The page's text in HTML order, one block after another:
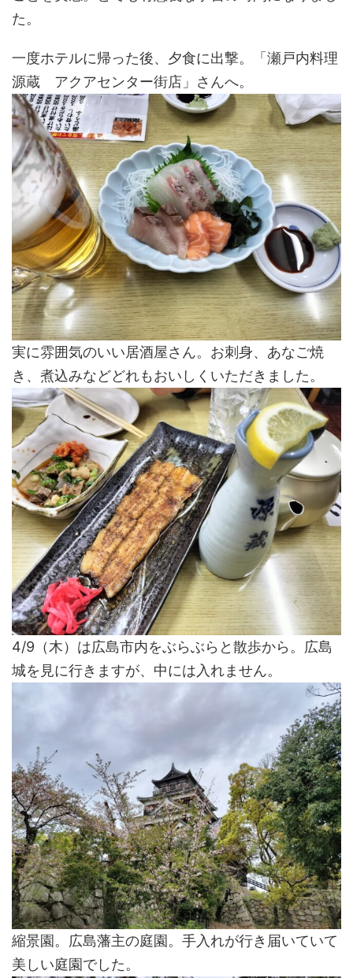
た。
一度ホテルに帰った後、夕食に出撃。「瀬戸内料理
源蔵 アクアセンター街店」さんへ。
実に雰囲気のいい居酒屋さん。お刺身、あなご焼
き、煮込みなどどれもおいしくいただきました。
4/9（木）は広島市内をぶらぶらと散歩から。広島
城を見に行きますが、中には入れません。
縮景園。広島藩主の庭園。手入れが行き届いていて
美しい庭園でした。